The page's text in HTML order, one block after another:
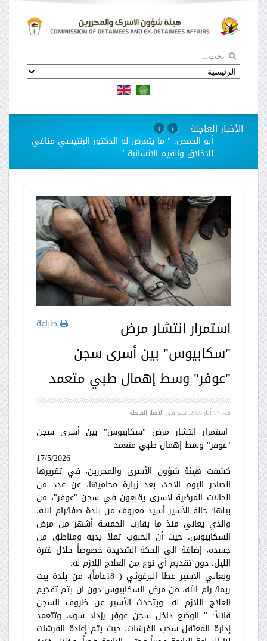
الأخبار العاجلة
استمرار مسلسل الانتهاكات بحق الاسيرات في سجن
"الدامون"
› ‹
طباعة
استمرار انتشار مرض
"سكابيوس" بين أسرى سجن
"عوفر" وسط إهمال طبي متعمد
في17 أيار 2026 . نشر في الاخبار العاجلة
استمرار انتشار مرض "سكابيوس" بين أسرى سجن
"عوفر" وسط إهمال طبي متعمد
17/5/2026
كشفت هيئة شؤون الأسرى والمحررين، في تقريرها
الصادر اليوم الاحد، بعد زيارة محاميها، عن عدد من
الحالات المرضية لاسرى يقبعون في سجن "عوفر"، من
بينها: حالة الأسير أسيد معروف من بلدة صفا/رام الله،
والذي يعاني منذ ما يقارب الخمسة أشهر من مرض
السكابيوس، حيث أن الحبوب تملأ يديه ومناطق من
جسده، إضافة الى الحكة الشديدة خصوصاً خلال فترة
الليل، دون تقديم أي نوع من العلاج اللازم له.
ويعاني الاسير عطا البرغوثي ( 18عاماً)، من بلدة بيت
ريما/ رام الله، من مرض السكابيوس دون ان يتم تقديم
العلاج اللازم له. ويتحدث الأسير عن ظروف السجن
قائلاً: " الوضع داخل سجن عوفر يزداد سوء، وتتعمد
إدارة المعتقل سحب الفرشات، حيث يتم إعادة الفرشات